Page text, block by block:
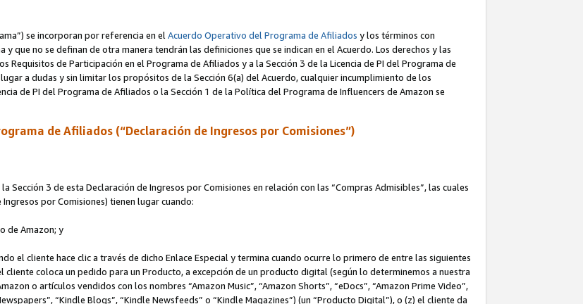
se incorporan por referencia en elAcuerdo Operativo del Programa de Afiliados y los términos con
que no se definan de otra manera tendrán las definiciones que se indican en el Acuerdo. Los derechos y las
Requisitos de Participación en el Programa de Afiliados y a la Sección 3 de la Licencia de PI del Programa de
a dudas y sin limitar los propósitos de la Sección 6(a) del Acuerdo, cualquier incumplimiento de los
de PI del Programa de Afiliados o la Sección 1 de la Política del Programa de Influencers de Amazon se
de Afiliados (“Declaración de Ingresos por Comisiones”)
Sección 3 de esta Declaración de Ingresos por Comisiones en relación con las “Compras Admisibles”, las cuales
por Comisiones) tienen lugar cuando:
de Amazon; y
el cliente hace clic a través de dicho Enlace Especial y termina cuando ocurre lo primero de entre las siguientes
coloca un pedido para un Producto, a excepción de un producto digital (según lo determinemos a nuestra
o artículos vendidos con los nombres “Amazon Music”, “Amazon Shorts”, “eDocs”, “Amazon Prime Video”,
“Kindle Blogs”, “Kindle Newsfeeds” o “Kindle Magazines”) (un “Producto Digital”), o (z) el cliente da